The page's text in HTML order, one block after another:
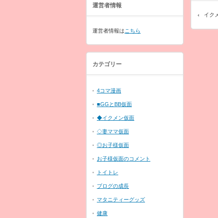
イク
運営者情報
運営者情報は こちら
カテゴリー
4コマ漫画
■GGとBB仮面
◆イクメン仮面
◇妻ママ仮面
◎お子様仮面
お子様仮面のコメント
トイトレ
ブログの成長
マタニティーグッズ
健康